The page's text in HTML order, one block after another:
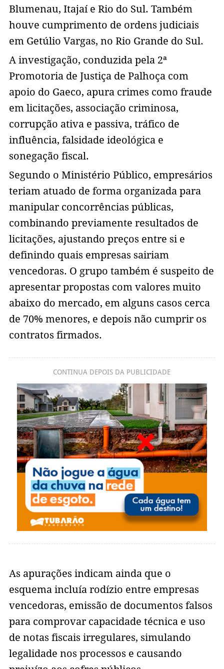
Blumenau, Itajaí e Rio do Sul. Também
houve cumprimento de ordens judiciais
em Getúlio Vargas, no Rio Grande do Sul.
A investigação, conduzida pela 2ª
Promotoria de Justiça de Palhoça com
apoio do Gaeco, apura crimes como fraude
em licitações, associação criminosa,
corrupção ativa e passiva, tráfico de
influência, falsidade ideológica e
sonegação fiscal.
Segundo o Ministério Público, empresários
teriam atuado de forma organizada para
manipular concorrências públicas,
combinando previamente resultados de
licitações, ajustando preços entre si e
definindo quais empresas sairiam
vencedoras. O grupo também é suspeito de
apresentar propostas com valores muito
abaixo do mercado, em alguns casos cerca
de 70% menores, e depois não cumprir os
contratos firmados.
CONTINUA DEPOIS DA PUBLICIDADE
As apurações indicam ainda que o
esquema incluía rodízio entre empresas
vencedoras, emissão de documentos falsos
para comprovar capacidade técnica e uso
de notas fiscais irregulares, simulando
legalidade nos processos e causando